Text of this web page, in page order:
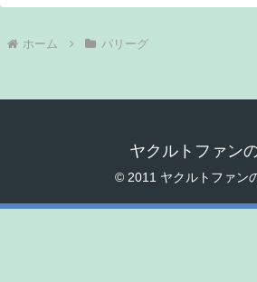
ホーム パリーグ
ヤクルトファン
© 2011 ヤクルトファン